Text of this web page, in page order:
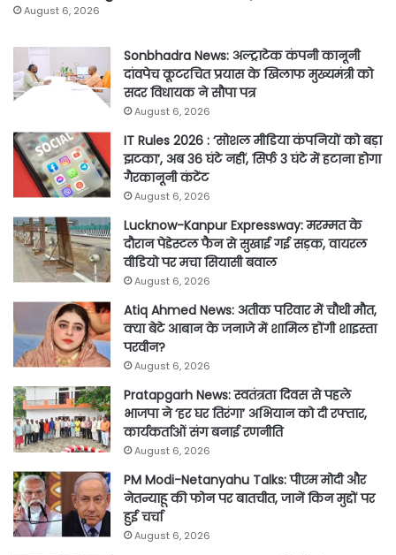
August 6, 2026
Sonbhadra News: अल्ट्राटेक कंपनी कानूनी
दांवपेच कूटरचित प्रयास के खिलाफ मुख्यमंत्री को
सदर विधायक ने सौपा पत्र
August 6, 2026
IT Rules 2026 : ‘सोशल मीडिया कंपनियों को बड़ा
झटका’, अब 36 घंटे नहीं, सिर्फ 3 घंटे में हटाना होगा
गैरकानूनी कंटेंट
August 6, 2026
Lucknow-Kanpur Expressway: मरम्मत के
दौरान पेडेस्टल फैन से सुखाई गई सड़क, वायरल
वीडियो पर मचा सियासी बवाल
August 6, 2026
Atiq Ahmed News: अतीक परिवार में चौथी मौत,
क्या बेटे आबान के जनाजे में शामिल होंगी शाइस्ता
परवीन?
August 6, 2026
Pratapgarh News: स्वतंत्रता दिवस से पहले
भाजपा ने ‘हर घर तिरंगा’ अभियान को दी रफ्तार,
कार्यकर्ताओं संग बनाई रणनीति
August 6, 2026
PM Modi-Netanyahu Talks: पीएम मोदी और
नेतन्याहू की फोन पर बातचीत, जानें किन मुद्दों पर
हुई चर्चा
August 6, 2026